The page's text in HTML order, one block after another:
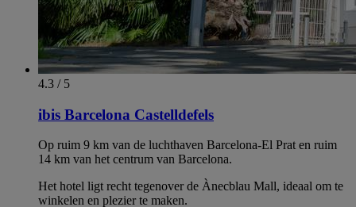
4.3 / 5
ibis Barcelona Castelldefels
Op ruim 9 km van de luchthaven Barcelona-El Prat en ruim
14 km van het centrum van Barcelona.
Het hotel ligt recht tegenover de Ànecblau Mall, ideaal om te
winkelen en plezier te maken.